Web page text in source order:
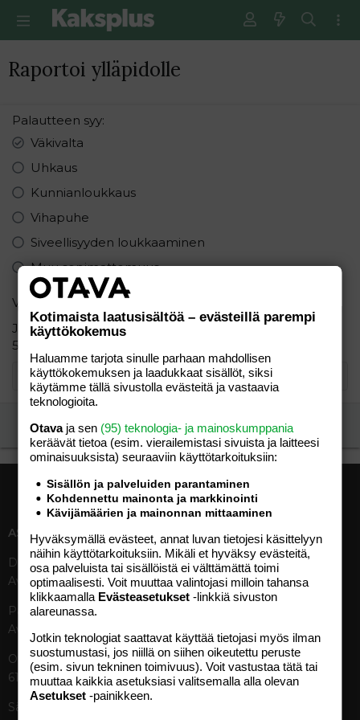
Raportoi ylläpidolle
Palautteen syy
Väkivalta
Uhkaus
Kunnianloukkaus
Vihapuhe
Siveellisyyden loukkaaminen
Muu sopimattomuus
Varmistus
Järjestä seuraavat numerot pienimmästä suurimpaan:
5 1 8
Ilmoita asiaton viesti
ASIAKASPALVELU
Digipalvelut (09) 156 6227
Avoinna ma–pe 8–19
Painettu lehti (09) 156 665
Avoinna ma–pe 8–19
Otavamedian vaihde (09) 156
61
Sähköposti (digi)
MEDIATIEDOT
Tekniset tiedot, aikataulut ja
ilmoitushinnat
Tietoa verkon kävijöistä
Avoimuusraportti
Käyttöehdot
TUOTTEET
Kotimaista laatusisältöä – evästeillä parempi
käyttökokemus
Haluamme tarjota sinulle parhaan mahdollisen
käyttökokemuksen ja laadukkaat sisällöt, siksi
käytämme tällä sivustolla evästeitä ja vastaavia
teknologioita.
Otavaja sen (95) teknologia- ja mainoskumppania
keräävät tietoa (esim. vierailemis­tasi sivuista ja laitteesi
ominaisuuk­sista) seuraaviin käyttötarkoituksiin:
Sisällön ja palveluiden parantaminen
Kohdennettu mainonta ja markkinointi
Kävijämäärien ja mainonnan mittaaminen
Hyväksymällä evästeet, annat luvan tietojesi käsittelyyn
näihin käyttötarkoituksiin. Mikäli et hyväksy evästeitä,
osa palveluista tai sisällöistä ei välttämättä toimi
optimaalisesti. Voit muuttaa valintojasi milloin tahansa
klikkaamalla Evästeasetukset -linkkiä sivuston
alareunassa.
Jotkin teknologiat saattavat käyttää tietojasi myös ilman
suostumustasi, jos niillä on siihen oikeutettu peruste
(esim. sivun tekninen toimivuus). Voit vastustaa tätä tai
muuttaa kaikkia asetuksiasi valitsemalla alla olevan
Asetukset -painikkeen.